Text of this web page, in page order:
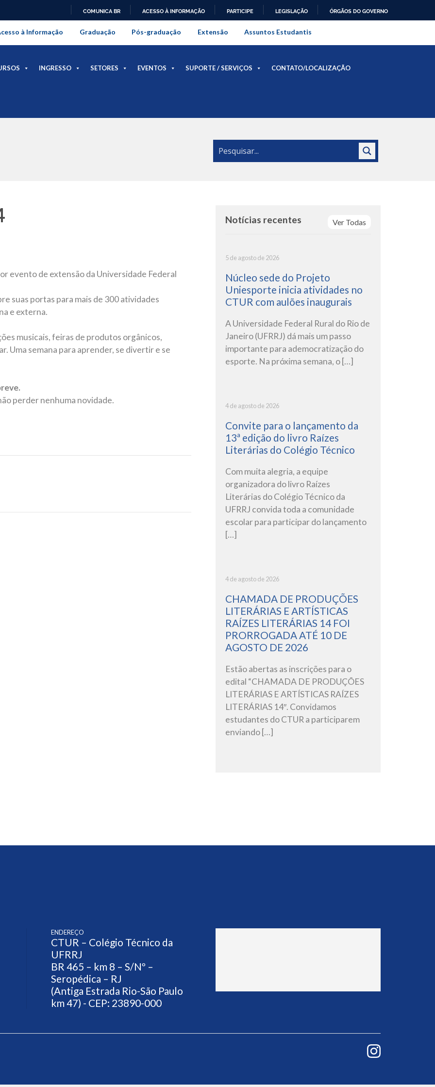
PARA
O
COMUNICA BR ACESSO À INFORMAÇÃO PARTICIPE LEGISLAÇÃO ÓRGÃOS DO GOVERNO
da Universidade Federal Rural do Rio de Janeiro
à Informação Graduação Pós-graduação Extensão Assuntos Estudantis
INGRESSO SETORES EVENTOS SUPORTE / SERVIÇOS CONTATO/LOCALIZAÇÃO
evento de extensão da Universidade Federal
suas portas para mais de 300 atividades
e externa.
musicais, feiras de produtos orgânicos,
Uma semana para aprender, se divertir e se
perder nenhuma novidade.
Ver Todas
Notícias recentes
5 de agosto de 2026
Núcleo sede do Projeto
Uniesporte inicia atividades no
CTUR com aulões inaugurais
A Universidade Federal Rural do Rio de
Janeiro (UFRRJ) dá mais um passo
importante para ademocratização do
esporte. Na próxima semana, o […]
4 de agosto de 2026
Convite para o lançamento da
13ª edição do livro Raízes
Literárias do Colégio Técnico
Com muita alegria, a equipe
organizadora do livro Raízes
Literárias do Colégio Técnico da
UFRRJ convida toda a comunidade
escolar para participar do lançamento
[…]
4 de agosto de 2026
CHAMADA DE PRODUÇÕES
LITERÁRIAS E ARTÍSTICAS
RAÍZES LITERÁRIAS 14 FOI
PRORROGADA ATÉ 10 DE
AGOSTO DE 2026
Estão abertas as inscrições para o
edital “CHAMADA DE PRODUÇÕES
LITERÁRIAS E ARTÍSTICAS RAÍZES
LITERÁRIAS 14″. Convidamos
estudantes do CTUR a participarem
enviando […]
ENDEREÇO
CTUR – Colégio Técnico da
UFRRJ
BR 465 – km 8 – S/Nº –
Seropédica – RJ
(Antiga Estrada Rio-São Paulo
km 47) - CEP: 23890-000